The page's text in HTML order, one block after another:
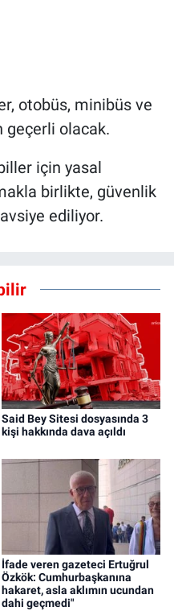
otobüs, minibüs ve
olacak.
için yasal
birlikte, güvenlik
ediliyor.
Said Bey Sitesi dosyasında 3
kişi hakkında dava açıldı
İfade veren gazeteci Ertuğrul
Özkök: Cumhurbaşkanına
hakaret, asla aklımın ucundan
dahi geçmedi"